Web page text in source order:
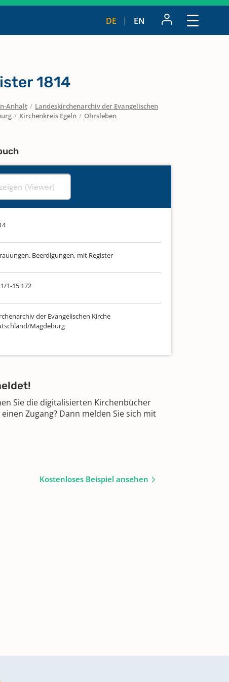
DE EN
1814
Anhalt / Landeskirchenarchiv der Evangelischen
/ Kirchenkreis Egeln / Ohrsleben
(Viewer)
Beerdigungen, mit Register
1-15 172
der Evangelischen Kirche
Magdeburg
Sie die digitalisierten Kirchenbücher
Zugang? Dann melden Sie sich mit
Kostenloses Beispiel ansehen